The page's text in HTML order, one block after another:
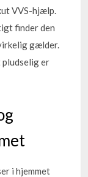
VVS-hjælp.
finder den
gælder.
pludselig er
i hjemmet